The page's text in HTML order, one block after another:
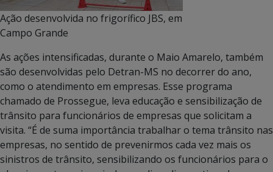
Ação desenvolvida no frigorífico JBS, em
Campo Grande
As ações intensificadas, durante o Maio Amarelo, também
são desenvolvidas pelo Detran-MS no decorrer do ano,
como o atendimento em empresas. Esse programa
chamado de Prossegue, leva educação e sensibilização de
trânsito para funcionários de empresas que solicitam a
visita. “É de suma importância trabalhar o tema trânsito nas
empresas, no sentido de prevenirmos cada vez mais os
sinistros de trânsito, sensibilizando os funcionários para o